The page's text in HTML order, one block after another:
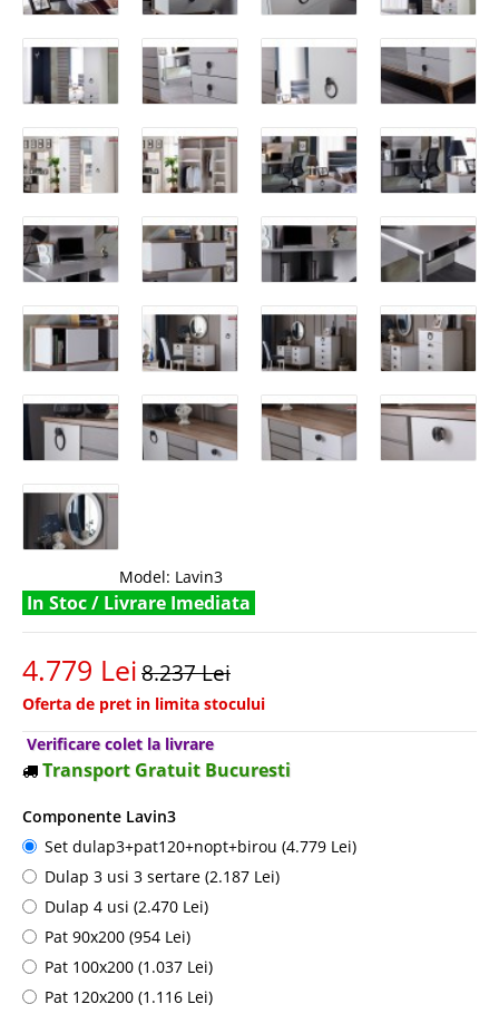
Model: Lavin3
In Stoc / Livrare Imediata
4.779 Lei8.237 Lei
Oferta de pret in limita stocului
Verificare colet la livrare
Transport Gratuit Bucuresti
Componente Lavin3
Set dulap3+pat120+nopt+birou (4.779 Lei)
Dulap 3 usi 3 sertare (2.187 Lei)
Dulap 4 usi (2.470 Lei)
Pat 90x200 (954 Lei)
Pat 100x200 (1.037 Lei)
Pat 120x200 (1.116 Lei)